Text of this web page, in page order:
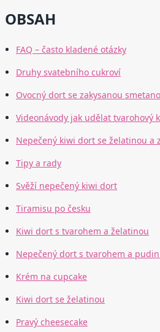
OBSAH
FAQ – často kladené otázky
Druhy svatebního cukroví
Ovocný dort se zakysanou
Videonávody jak udělat tvarohový
Nepečený kiwi dort se želatinou a
Tipy a rady
Svěží nepečený kiwi dort
Tiramisu po česku
Kiwi dort s tvarohem a želatinou
Nepečený dort s tvarohem a
Krém na cupcake
Kiwi dort se želatinou
Pravý cheesecake